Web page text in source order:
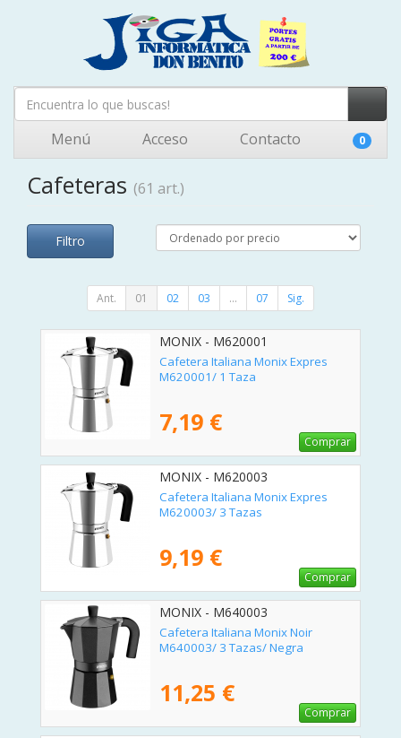
Menú Acceso Contacto 0
Cafeteras (61 art.)
Filtro
Ant. 01 02 03 ... 07 Sig.
MONIX - M620001
Cafetera Italiana Monix Expres
M620001/ 1 Taza
7,19 €
Comprar
MONIX - M620003
Cafetera Italiana Monix Expres
M620003/ 3 Tazas
9,19 €
Comprar
MONIX - M640003
Cafetera Italiana Monix Noir
M640003/ 3 Tazas/ Negra
11,25 €
Comprar